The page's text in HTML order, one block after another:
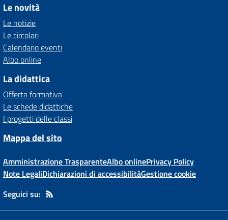
Le novità
Le notizie
Le circolari
Calendario eventi
Albo online
La didattica
Offerta formativa
Le schede didattiche
I progetti delle classi
Mappa del sito
Amministrazione TrasparenteAlbo onlinePrivacy Policy
Note LegaliDichiarazioni di accessibilitàGestione cookie
Seguici su: